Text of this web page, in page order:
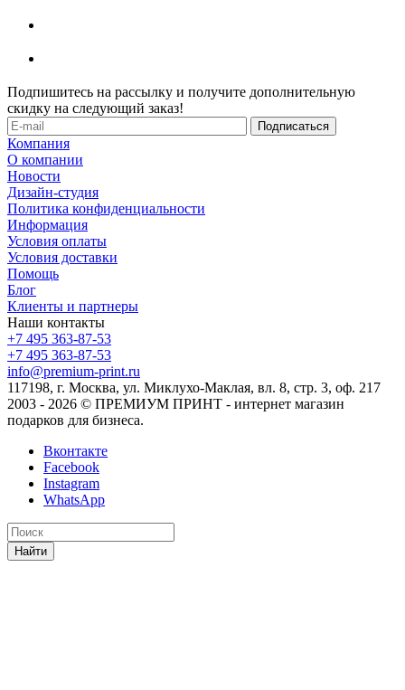
Подпишитесь на рассылку и получите дополнительную
скидку на следующий заказ!
Компания
О компании
Новости
Дизайн-студия
Политика конфиденциальности
Информация
Условия оплаты
Условия доставки
Помощь
Блог
Клиенты и партнеры
Наши контакты
+7 495 363-87-53
+7 495 363-87-53
info@premium-print.ru
117198, г. Москва, ул. Миклухо-Маклая, вл. 8, стр. 3, оф. 217
2003 - 2026 © ПРЕМИУМ ПРИНТ - интернет магазин
подарков для бизнеса.
Вконтакте
Facebook
Instagram
WhatsApp
Найти